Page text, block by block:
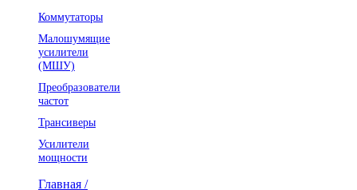
Коммутаторы
Малошумящие
усилители
(МШУ)
Преобразователи
частот
Трансиверы
Усилители
мощности
Главная /